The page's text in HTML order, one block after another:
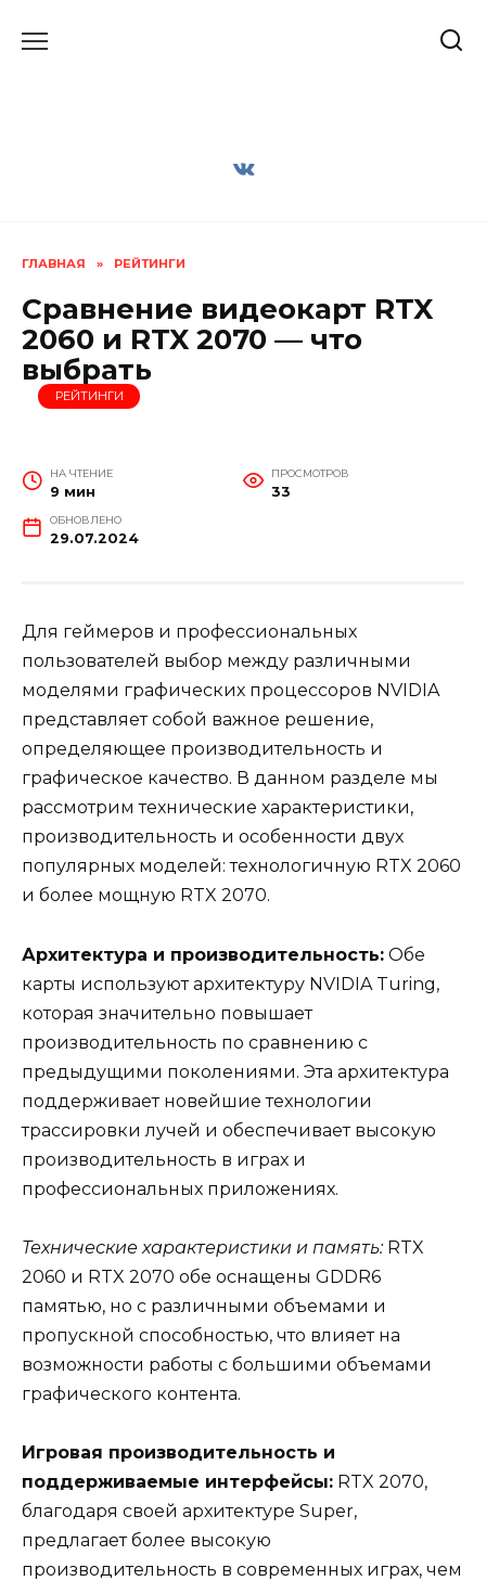
ГЛАВНАЯ » РЕЙТИНГИ
Сравнение видеокарт RTX
2060 и RTX 2070 — что
выбрать
РЕЙТИНГИ
НА ЧТЕНИЕ
9 мин
ПРОСМОТРОВ
33
ОБНОВЛЕНО
29.07.2024
Для геймеров и профессиональных
пользователей выбор между различными
моделями графических процессоров NVIDIA
представляет собой важное решение,
определяющее производительность и
графическое качество. В данном разделе мы
рассмотрим технические характеристики,
производительность и особенности двух
популярных моделей: технологичную RTX 2060
и более мощную RTX 2070.
Архитектура и производительность: Обе
карты используют архитектуру NVIDIA Turing,
которая значительно повышает
производительность по сравнению с
предыдущими поколениями. Эта архитектура
поддерживает новейшие технологии
трассировки лучей и обеспечивает высокую
производительность в играх и
профессиональных приложениях.
Технические характеристики и память:RTX
2060 и RTX 2070 обе оснащены GDDR6
памятью, но с различными объемами и
пропускной способностью, что влияет на
возможности работы с большими объемами
графического контента.
Игровая производительность и
поддерживаемые интерфейсы: RTX 2070,
благодаря своей архитектуре Super,
предлагает более высокую
производительность в современных играх, чем